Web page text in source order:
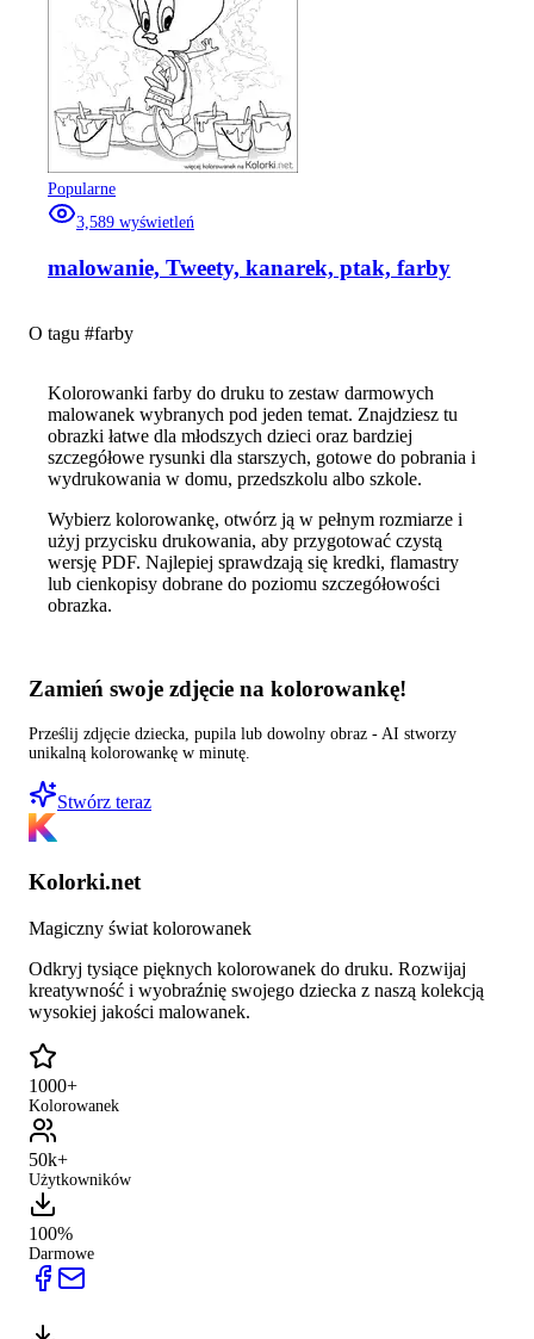
Popularne
3,589 wyświetleń
malowanie, Tweety, kanarek, ptak, farby
O tagu #farby
Kolorowanki farby do druku to zestaw darmowych
malowanek wybranych pod jeden temat. Znajdziesz tu
obrazki łatwe dla młodszych dzieci oraz bardziej
szczegółowe rysunki dla starszych, gotowe do pobrania i
wydrukowania w domu, przedszkolu albo szkole.
Wybierz kolorowankę, otwórz ją w pełnym rozmiarze i
użyj przycisku drukowania, aby przygotować czystą
wersję PDF. Najlepiej sprawdzają się kredki, flamastry
lub cienkopisy dobrane do poziomu szczegółowości
obrazka.
Zamień swoje zdjęcie na kolorowankę!
Prześlij zdjęcie dziecka, pupila lub dowolny obraz - AI stworzy
unikalną kolorowankę w minutę.
Stwórz teraz
Kolorki.net
Magiczny świat kolorowanek
Odkryj tysiące pięknych kolorowanek do druku. Rozwijaj
kreatywność i wyobraźnię swojego dziecka z naszą kolekcją
wysokiej jakości malowanek.
1000+
Kolorowanek
50k+
Użytkowników
100%
Darmowe